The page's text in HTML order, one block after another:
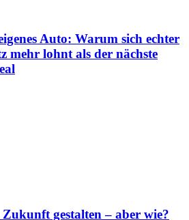
Auto: Warum sich echter
mehr lohnt als der nächste
Zukunft gestalten – aber wie?